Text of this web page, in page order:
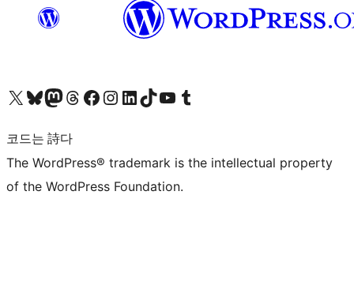
X(이전 트위터) 계정 방문하기블루스카이 계정 방문하기마스토돈 계정 방문하기스레드 계정 방문하기 페이스북 페이지 방문하기인스타그램 계정 방문하기 LinkedIn 계정 방문하기틱톡 계정 방문하기유튜브 채널 방문하기 텀블러 계정 방문하기
코드는 詩다
The WordPress® trademark is the intellectual property
of the WordPress Foundation.